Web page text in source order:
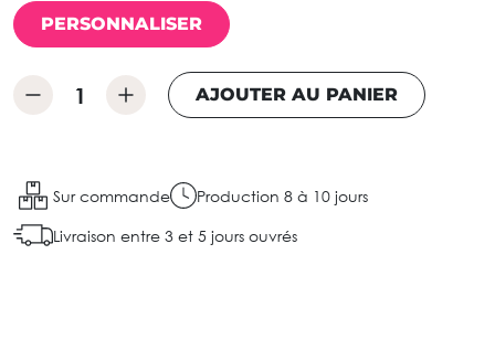
PERSONNALISER
AJOUTER AU PANIER
Sur commande Production 8 à 10 jours
Livraison entre 3 et 5 jours ouvrés